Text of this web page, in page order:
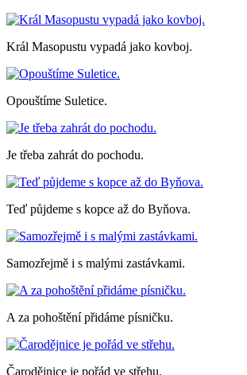
Král Masopustu vypadá jako kovboj.
Opouštíme Suletice.
Je třeba zahrát do pochodu.
Teď půjdeme s kopce až do Byňova.
Samozřejmě i s malými zastávkami.
A za pohoštění přidáme písničku.
Čarodějnice je pořád ve střehu.